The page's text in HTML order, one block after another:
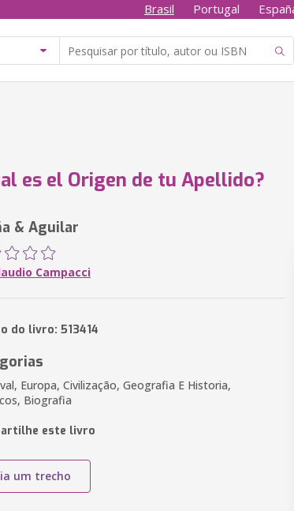
Brasil Portugal
es el Origen de tu Apellido?
& Aguilar
Campacci
do livro: 513414
Europa, Civilização, Geografia E Historia,
Biografia
este livro
um trecho